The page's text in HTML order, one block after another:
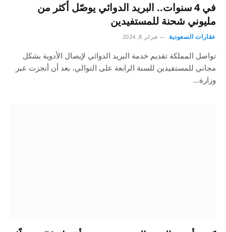
في 4 سنوات.. البريد الدوائي يوصّل أكثر من
مليوني شحنة للمستفيدين
عقارات السعودية فبراير 8, 2024
تواصل المملكة تقديم خدمة البريد الدوائي لإيصال الأدوية بشكل
مجاني للمستفيدين للسنة الرابعة على التوالي، بعد أن أنجزت عبر
وزارة…